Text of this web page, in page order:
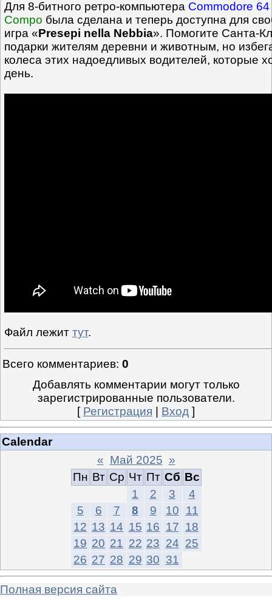
Для 8-битного ретро-компьютера Commodore 64
Compo была сделана и теперь доступна для
игра «Presepi nella Nebbia». Помогите Санта-
подарки жителям деревни и животным, но
колеса этих надоедливых водителей, которые
день.
Файл лежит тут.
Всего комментариев: 0
Добавлять комментарии могут только
зарегистрированные пользователи.
[ Регистрация Вход ]
Calendar
« Май 2025 »
Пн Вт Ср Чт Пт Сб Вс
1
2 3
4
5
6 7 8 9 10
11
12 13 14 15 16 17 18
19 20 21 22 23 24 25
26 27 28 29 30 31
Полная версия сайта